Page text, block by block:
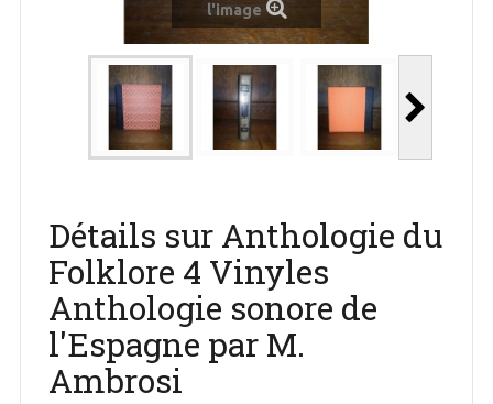
l'image
Détails sur Anthologie du
Folklore 4 Vinyles
Anthologie sonore de
l'Espagne par M.
Ambrosi